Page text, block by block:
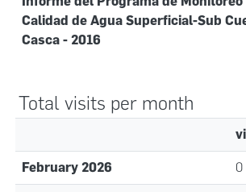
Calidad de Agua Superficial-Sub
Casca - 2016
Total visits per month
February 2026 0